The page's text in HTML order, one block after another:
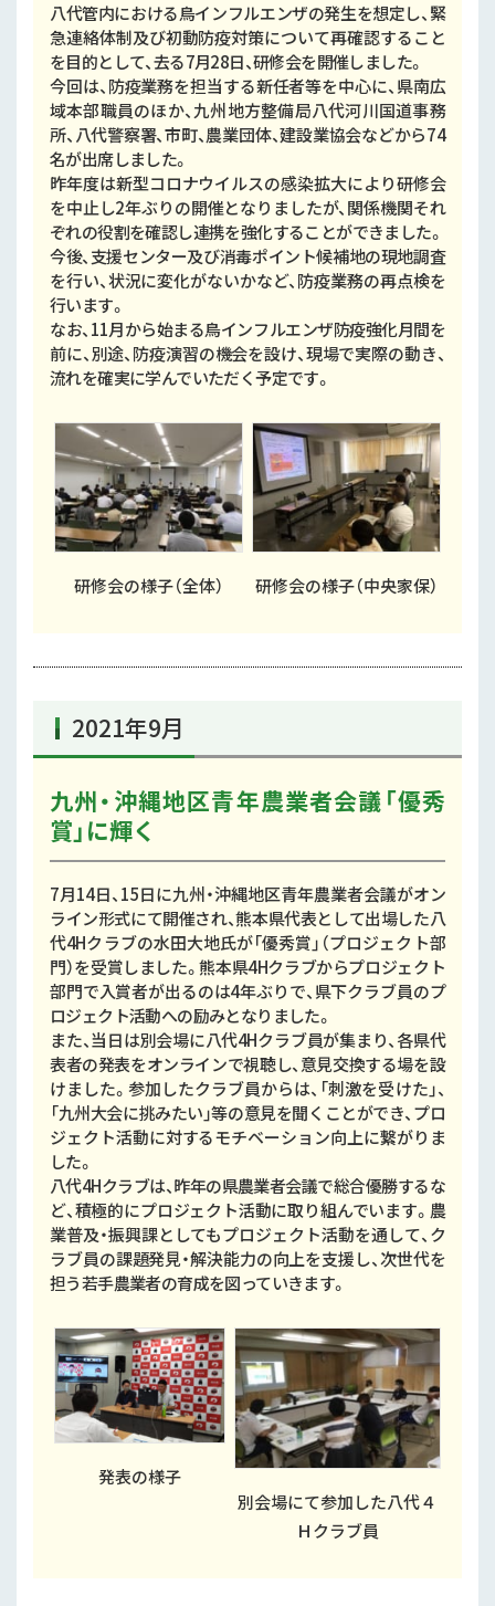
研修会の様子（全体） 研修会の様子（中央家保）
八代管内における鳥インフルエンザの発生を想定し、緊
急連絡体制及び初動防疫対策について再確認すること
を目的として、去る7月28日、研修会を開催しました。
今回は、防疫業務を担当する新任者等を中心に、県南広
域本部職員のほか、九州地方整備局八代河川国道事務
所、八代警察署、市町、農業団体、建設業協会などから74
名が出席しました。
昨年度は新型コロナウイルスの感染拡大により研修会
を中止し2年ぶりの開催となりましたが、関係機関それ
ぞれの役割を確認し連携を強化することができました。
今後、支援センター及び消毒ポイント候補地の現地調査
を行い、状況に変化がないかなど、防疫業務の再点検を
行います。
なお、11月から始まる鳥インフルエンザ防疫強化月間を
前に、別途、防疫演習の機会を設け、現場で実際の動き、
流れを確実に学んでいただく予定です。
2021年9月
発表の様子
別会場にて参加した八代４
Ｈクラブ員
九州・沖縄地区青年農業者会議「優秀
賞」に輝く
7月14日、15日に九州・沖縄地区青年農業者会議がオン
ライン形式にて開催され、熊本県代表として出場した八
代4Hクラブの水田大地氏が「優秀賞」（プロジェクト部
門）を受賞しました。熊本県4Hクラブからプロジェクト
部門で入賞者が出るのは4年ぶりで、県下クラブ員のプ
ロジェクト活動への励みとなりました。
また、当日は別会場に八代4Hクラブ員が集まり、各県代
表者の発表をオンラインで視聴し、意見交換する場を設
けました。参加したクラブ員からは、「刺激を受けた」、
「九州大会に挑みたい」等の意見を聞くことができ、プロ
ジェクト活動に対するモチベーション向上に繋がりま
した。
八代4Hクラブは、昨年の県農業者会議で総合優勝するな
ど、積極的にプロジェクト活動に取り組んでいます。農
業普及・振興課としてもプロジェクト活動を通して、ク
ラブ員の課題発見・解決能力の向上を支援し、次世代を
担う若手農業者の育成を図っていきます。